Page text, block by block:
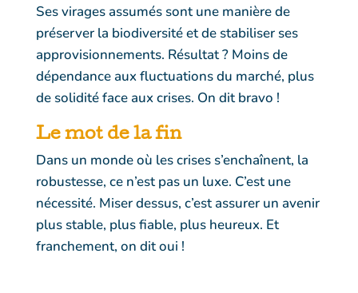
Ses virages assumés sont une manière de
préserver la biodiversité et de stabiliser ses
approvisionnements. Résultat ? Moins de
dépendance aux fluctuations du marché, plus
de solidité face aux crises. On dit bravo !
Le mot de la fin
Dans un monde où les crises s’enchaînent, la
robustesse, ce n’est pas un luxe. C’est une
nécessité. Miser dessus, c’est assurer un avenir
plus stable, plus fiable, plus heureux. Et
franchement, on dit oui !